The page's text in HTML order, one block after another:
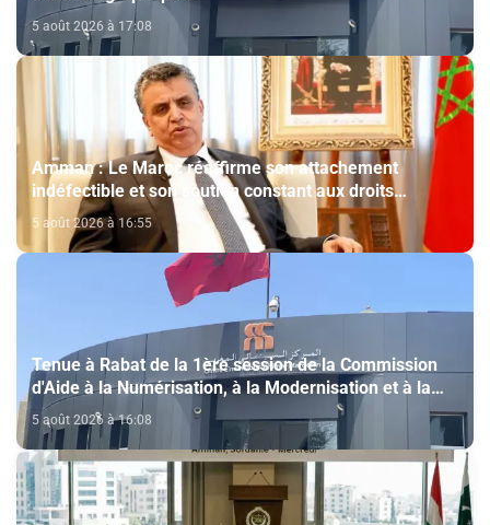
5 août 2026 à 17:08
Amman : Le Maroc réaffirme son attachement
indéfectible et son soutien constant aux droits
légitimes du peuple palestinien
5 août 2026 à 16:55
Tenue à Rabat de la 1ère session de la Commission
d'Aide à la Numérisation, à la Modernisation et à la
Création des Salles de Cinéma au titre de l'année
2026
5 août 2026 à 16:08